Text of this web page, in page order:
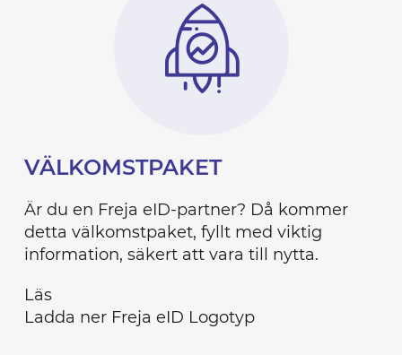
VÄLKOMSTPAKET
Är du en Freja eID-partner? Då kommer
detta välkomstpaket, fyllt med viktig
information, säkert att vara till nytta.
Läs
Ladda ner Freja eID Logotyp